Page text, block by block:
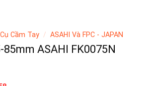
Cầm Tay / ASAHI Và FPC - JAPAN
ASAHI FK0075N